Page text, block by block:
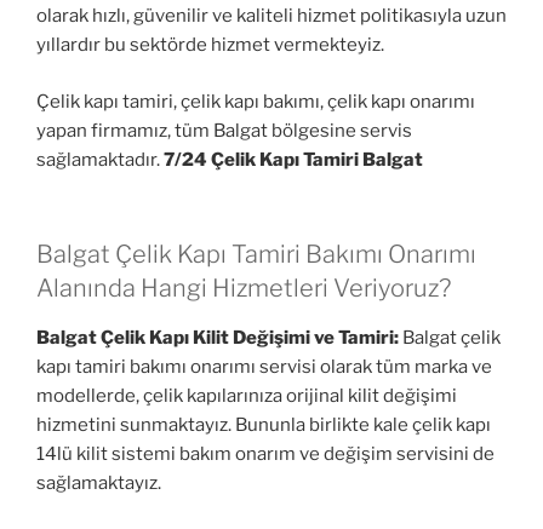
olarak hızlı, güvenilir ve kaliteli hizmet politikasıyla uzun
yıllardır bu sektörde hizmet vermekteyiz.
Çelik kapı tamiri, çelik kapı bakımı, çelik kapı onarımı
yapan firmamız, tüm Balgat bölgesine servis
sağlamaktadır.7/24 Çelik Kapı Tamiri Balgat
Balgat Çelik Kapı Tamiri Bakımı Onarımı
Alanında Hangi Hizmetleri Veriyoruz?
Balgat Çelik Kapı Kilit Değişimi ve Tamiri: Balgat çelik
kapı tamiri bakımı onarımı servisi olarak tüm marka ve
modellerde, çelik kapılarınıza orijinal kilit değişimi
hizmetini sunmaktayız. Bununla birlikte kale çelik kapı
14lü kilit sistemi bakım onarım ve değişim servisini de
sağlamaktayız.